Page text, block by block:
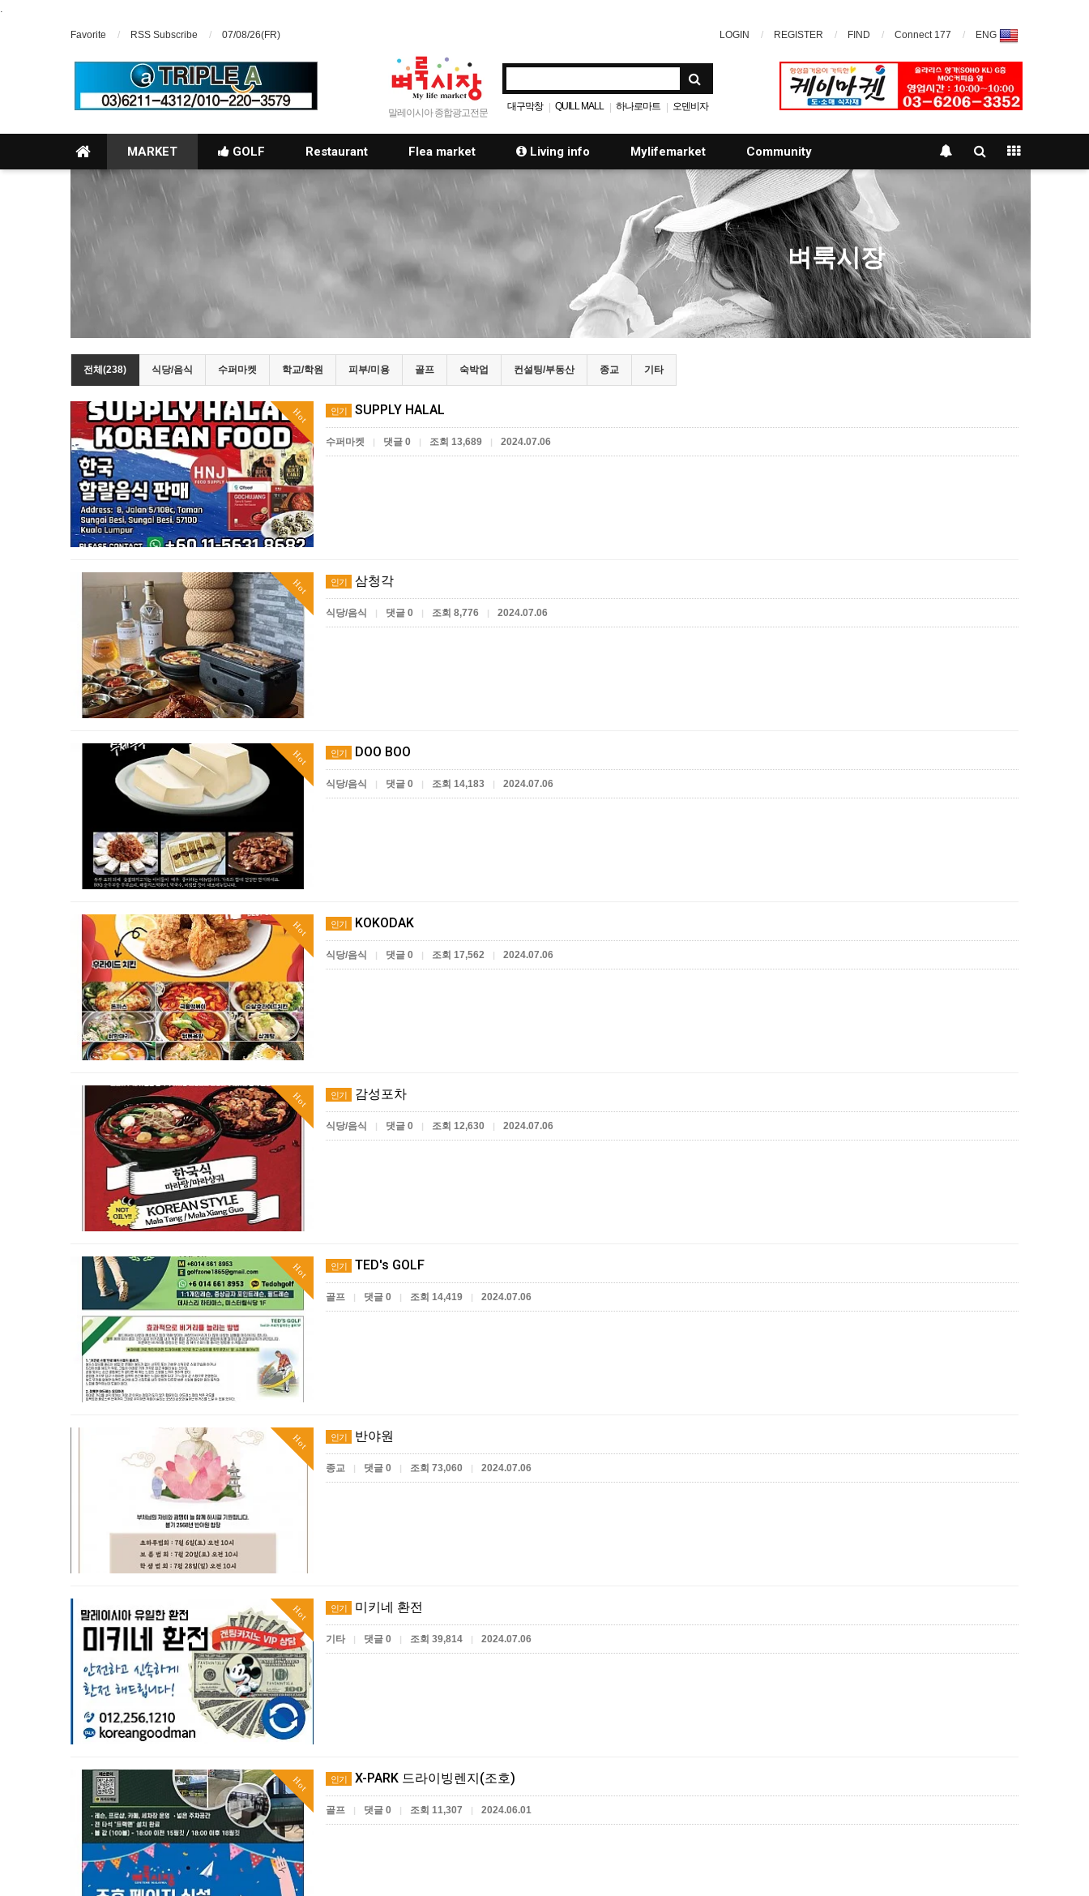
.
Favorite RSS Subscribe 07/08/26(FR) LOGIN REGISTER FIND Connect 177 ENG
말레이시아 종합광고전문
대구막창 | QUILL MALL | 하나로마트 | 오덴비자
MARKET GOLF Restaurant Flea market Living info Mylifemarket Community
벼룩시장
전체(238) 식당/음식 수퍼마켓 학교/학원 피부/미용 골프 숙박업 컨설팅/부동산 종교 기타
Hot 인기 SUPPLY HALAL
수퍼마켓 | 댓글 0 | 조회 13,689 | 2024.07.06
Hot 인기 삼청각
식당/음식 | 댓글 0 | 조회 8,776 | 2024.07.06
Hot 인기 DOO BOO
식당/음식 | 댓글 0 | 조회 14,183 | 2024.07.06
Hot 인기 KOKODAK
식당/음식 | 댓글 0 | 조회 17,562 | 2024.07.06
Hot 인기 감성포차
식당/음식 | 댓글 0 | 조회 12,630 | 2024.07.06
Hot 인기 TED's GOLF
골프 | 댓글 0 | 조회 14,419 | 2024.07.06
Hot 인기 반야원
종교 | 댓글 0 | 조회 73,060 | 2024.07.06
Hot 인기 미키네 환전
기타 | 댓글 0 | 조회 39,814 | 2024.07.06
Hot 인기 X-PARK 드라이빙렌지(조호)
골프 | 댓글 0 | 조회 11,307 | 2024.06.01